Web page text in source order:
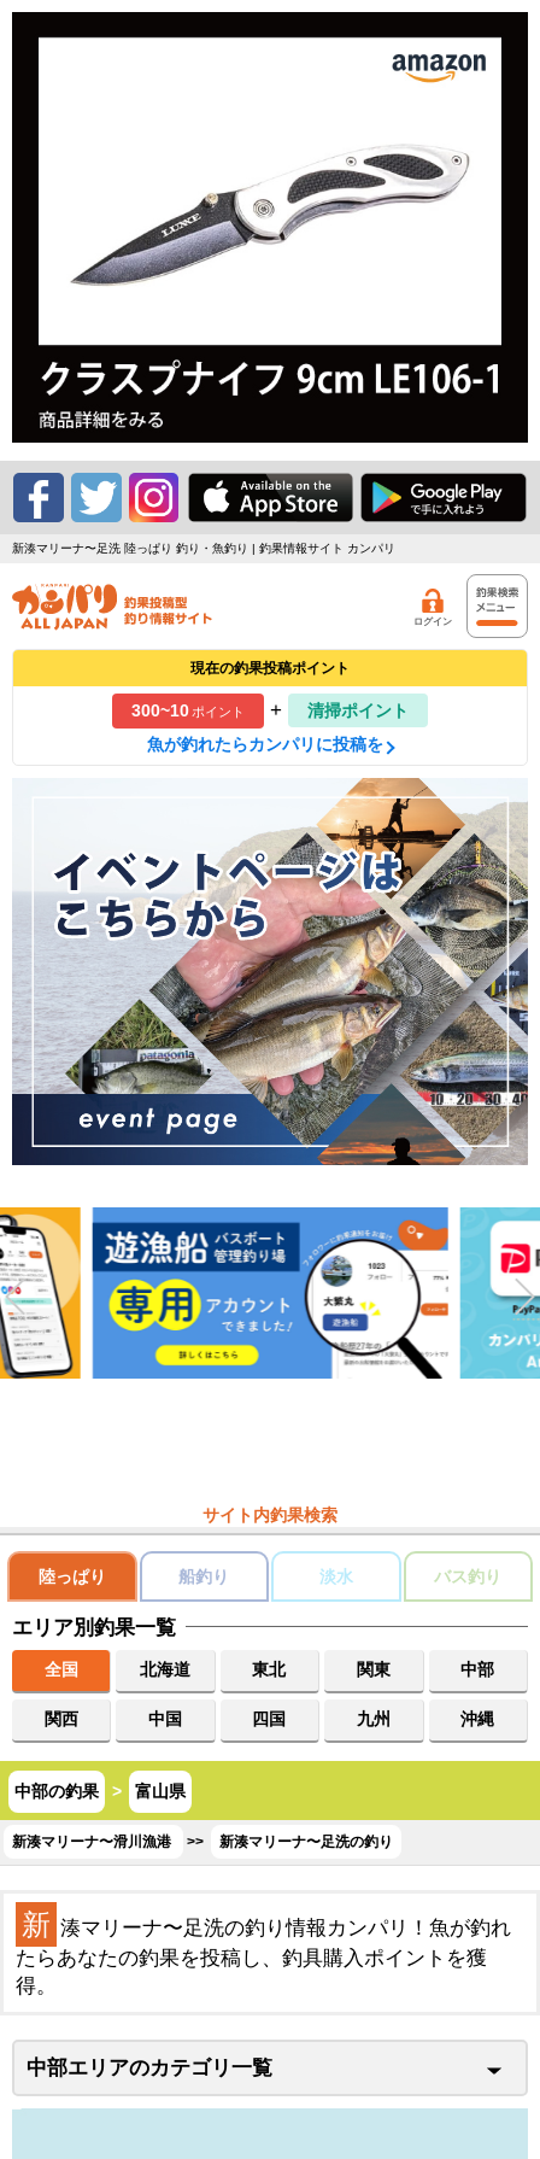
新湊マリーナ〜足洗 陸っぱり 釣り・魚釣り | 釣果情報サイト カンパリ
ログイン
現在の釣果投稿ポイント
300~10ポイント +
清掃ポイント
魚が釣れたらカンパリに投稿を
サイト内釣果検索
陸っぱり 船釣り 淡水 バス釣り
エリア別釣果一覧
全国 北海道 東北 関東 中部
関西 中国 四国 九州 沖縄
中部の釣果 > 富山県
新湊マリーナ〜滑川漁港 >> 新湊マリーナ〜足洗の釣り
新 湊マリーナ〜足洗の釣り情報カンパリ！魚が釣れ
たらあなたの釣果を投稿し、釣具購入ポイントを獲
得。
中部エリアのカテゴリ一覧